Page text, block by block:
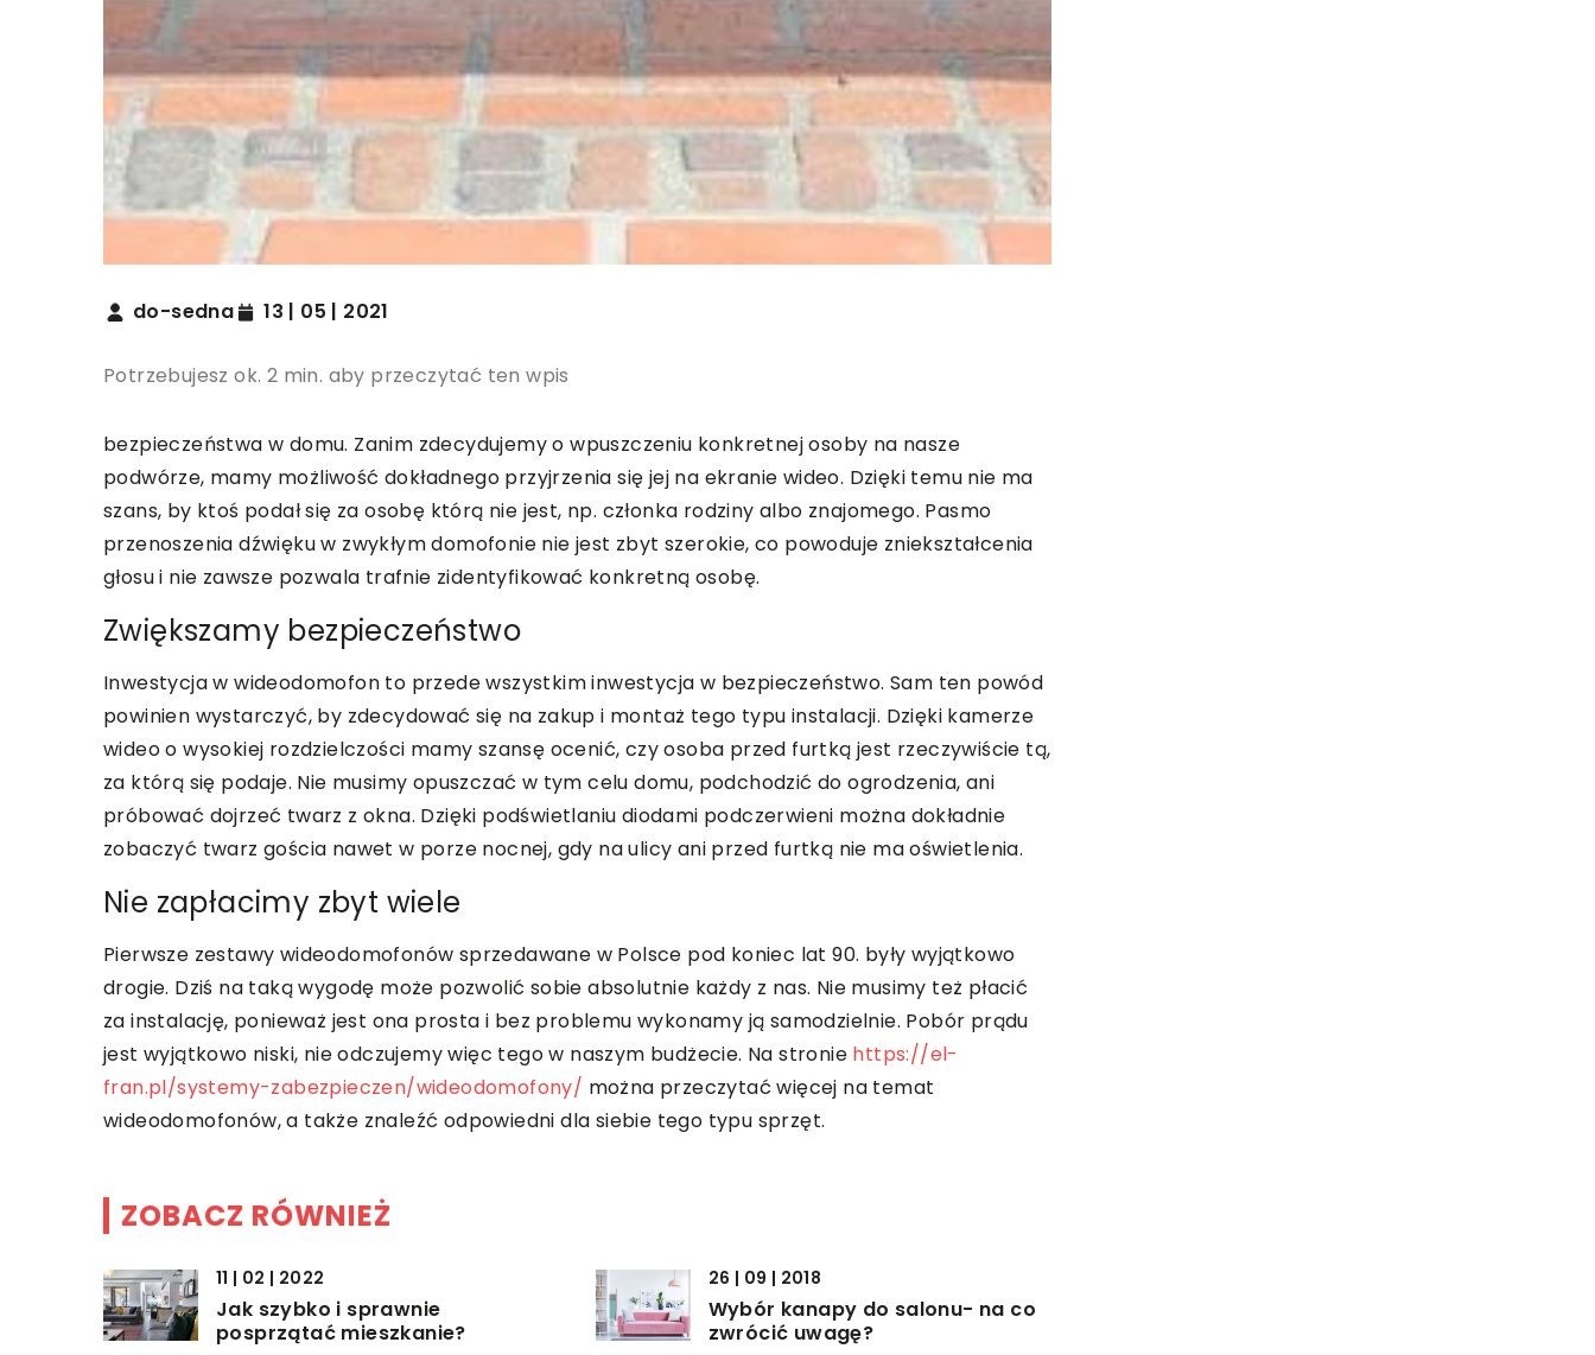
do-sedna 13 | 05 | 2021
Potrzebujesz ok. 2 min. aby przeczytać ten wpis
bezpieczeństwa w domu. Zanim zdecydujemy o wpuszczeniu konkretnej osoby na nasze
podwórze, mamy możliwość dokładnego przyjrzenia się jej na ekranie wideo. Dzięki temu nie ma
szans, by ktoś podał się za osobę którą nie jest, np. członka rodziny albo znajomego. Pasmo
przenoszenia dźwięku w zwykłym domofonie nie jest zbyt szerokie, co powoduje zniekształcenia
głosu i nie zawsze pozwala trafnie zidentyfikować konkretną osobę.
Zwiększamy bezpieczeństwo
Inwestycja w wideodomofon to przede wszystkim inwestycja w bezpieczeństwo. Sam ten powód
powinien wystarczyć, by zdecydować się na zakup i montaż tego typu instalacji. Dzięki kamerze
wideo o wysokiej rozdzielczości mamy szansę ocenić, czy osoba przed furtką jest rzeczywiście tą,
za którą się podaje. Nie musimy opuszczać w tym celu domu, podchodzić do ogrodzenia, ani
próbować dojrzeć twarz z okna. Dzięki podświetlaniu diodami podczerwieni można dokładnie
zobaczyć twarz gościa nawet w porze nocnej, gdy na ulicy ani przed furtką nie ma oświetlenia.
Nie zapłacimy zbyt wiele
Pierwsze zestawy wideodomofonów sprzedawane w Polsce pod koniec lat 90. były wyjątkowo
drogie. Dziś na taką wygodę może pozwolić sobie absolutnie każdy z nas. Nie musimy też płacić
za instalację, ponieważ jest ona prosta i bez problemu wykonamy ją samodzielnie. Pobór prądu
jest wyjątkowo niski, nie odczujemy więc tego w naszym budżecie. Na stronie https://el-
fran.pl/systemy-zabezpieczen/wideodomofony/ można przeczytać więcej na temat
wideodomofonów, a także znaleźć odpowiedni dla siebie tego typu sprzęt.
ZOBACZ RÓWNIEŻ
11 | 02 | 2022
Jak szybko i sprawnie
posprzątać mieszkanie?
26 | 09 | 2018
Wybór kanapy do salonu- na co
zwrócić uwagę?